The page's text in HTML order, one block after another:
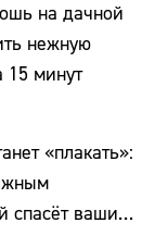
на дачной
нежную
15 минут
«плакать»:
спасёт ваши